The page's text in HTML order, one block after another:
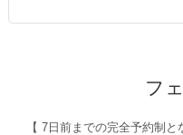
フ
【 7日前までの完全予約制と